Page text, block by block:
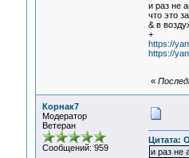
и раз не
что это
& в
+
https://
https://
«
Корнак7
Модератор
Ветеран
Сообщений: 959
Цитата:
и раз не